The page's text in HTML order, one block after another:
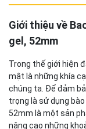
Giới thiệu về
gel, 52mm
Trong thế giới hiện
mật là những khía
chúng ta. Để đảm
trọng là sử dụng
52mm là một sản
nâng cao những